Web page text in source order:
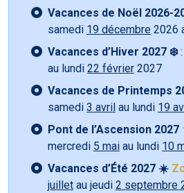
Vacances de Noël 2026-
samedi 19 décembre 2026
Vacances d’Hiver 2027 ❄️:
au lundi 22 février 2027
Vacances de Printemps
samedi 3 avril au lundi 19
Pont de l’Ascension 2027
mercredi 5 mai au lundi 10
Vacances d’Été 2027 ☀️
juillet au jeudi 2 septembre